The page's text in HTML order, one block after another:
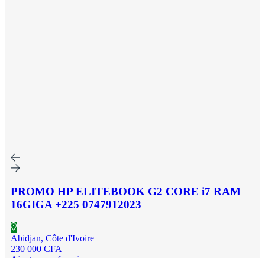
PROMO HP ELITEBOOK G2 CORE i7 RAM
16GIGA +225 0747912023
Abidjan, Côte d'Ivoire
230 000 CFA